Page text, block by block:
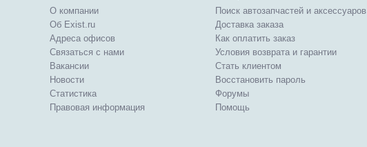
О компании
Об Exist.ru
Адреса офисов
Связаться с нами
Вакансии
Новости
Статистика
Правовая информация
Поиск автозапчастей и аксессуаров
Доставка заказа
Как оплатить заказ
Условия возврата и гарантии
Стать клиентом
Восстановить пароль
Форумы
Помощь